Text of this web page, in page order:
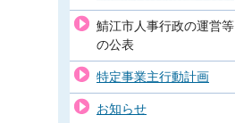
鯖江市人事行政の運営等
の公表
特定事業主行動計画
お知らせ